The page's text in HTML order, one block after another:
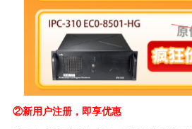
②新用户注册，即享优惠